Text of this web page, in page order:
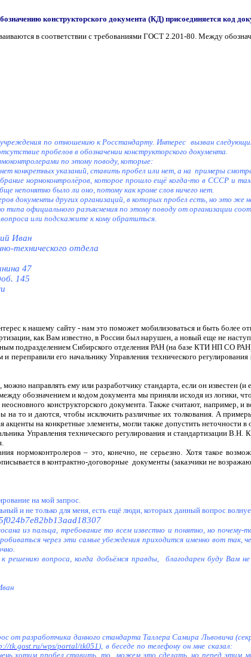
конструкторского документа (КД) присоединяется код
в соответствии с требованиями ГОСТ 2.201-80. Между
по отношению к Росстандарту. Интерес вызван
пробелов в обозначении конструкторского документа.
по этому поводу, которые:
конкретных указаний, ставить пробел или нет, а на примеры
нормоконтролёров, которое прошло ещё когда-то в СССР и
непонятно было ли оно, потому как кроме слов ничего нет.
документы других организаций, в которых пробел есть, но это же
типа официального разъяснения по этому поводу от организации
или подскажите к кому обратиться.
Иван
технического отдела
47
145
к нашему сайту - нам это поможет мобилизоваться и быть более
как Вам известно, в России был нарушен, а новый еще не
подразделением Сибирского отделения РАН (на базе КТИ НП СО
его начальнику Управления технического
направлять ему или разработчику стандарта, если он известен (и
обозначением и кодом документа мы приняли исходя из логики,
конструкторского документа. Также считают, например,
на то и даются, чтобы исключить различные их толкования. А
акценты на конкретные элементы, могли также допустить неточности
Управления технического регулирования и стандартизации
нормоконтролеров – это, конечно, не серьезно. Хотя такое
в контрактно-договорные документы (заказчики не
на мой запрос.
и не только для меня, есть ещё люди, которых данный вопрос
из пальца, требование то всем известно и понятно, но
через эти самые убеждения приходится именно вот так,
решению вопроса, когда добьёмся правды,
благодарен буду Вам
от разработчика данного стандарта Таллера Самира Львовича
tk.gost.ru/wps/portal/tk051 ), в беседе по телефону он мне сказал:
хотим пробел ставить, то
можем это сделать, но перед этим